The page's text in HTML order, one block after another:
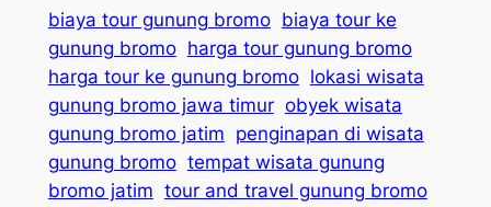
biaya tour gunung bromo biaya tour ke
gunung bromo harga tour gunung bromo
harga tour ke gunung bromo lokasi wisata
gunung bromo jawa timur obyek wisata
gunung bromo jatim penginapan di wisata
gunung bromo tempat wisata gunung
bromo jatim tour and travel gunung bromo